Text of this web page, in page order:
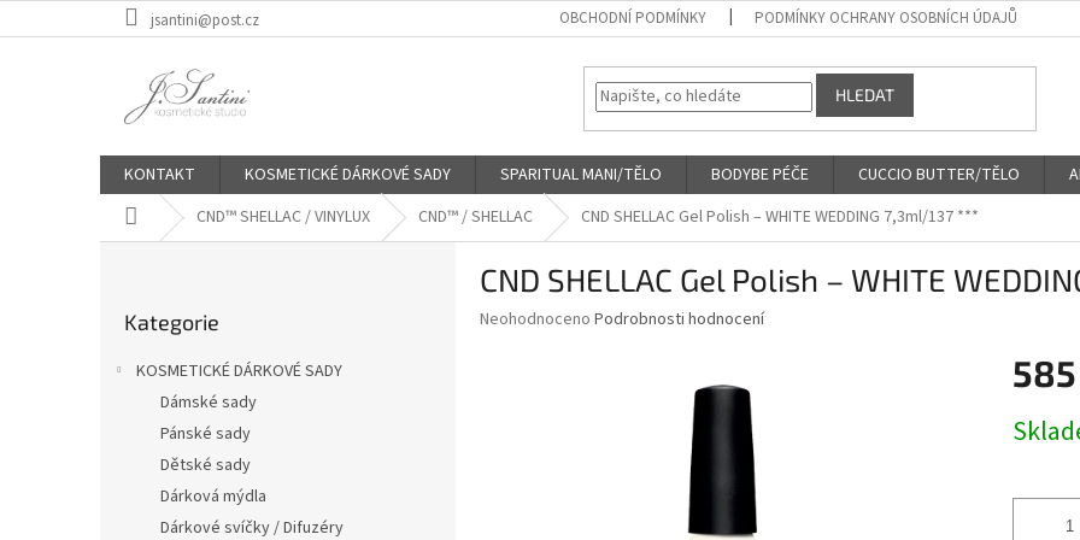
na
jsantini@post.cz OBCHODNÍ PODMÍNKY PODMÍNKY OCHRANY OSOBNÍCH ÚDAJŮ
HLEDAT
KONTAKT KOSMETICKÉ DÁRKOVÉ SADY SPARITUAL MANI/TĚLO BODYBE PÉČE CUCCIO BUTTER/TĚLO
Domů CND™ SHELLAC / VINYLUX CND™ / SHELLAC CND SHELLAC Gel Polish – WHITE WEDDING 7,3ml/137 ***
kategorie
Kategorie
KOSMETICKÉ DÁRKOVÉ SADY
Dámské sady
Pánské sady
Dětské sady
Dárková mýdla
Dárkové svíčky / Difuzéry
CND SHELLAC Gel Polish – WHITE
Průměrné
Neohodnoceno Podrobnosti hodnocení
cena: